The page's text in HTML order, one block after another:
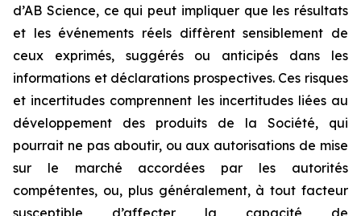
d’AB Science, ce qui peut impliquer que les résultats
et les événements réels diffèrent sensiblement de
ceux exprimés, suggérés ou anticipés dans les
informations et déclarations prospectives. Ces risques
et incertitudes comprennent les incertitudes liées au
développement des produits de la Société, qui
pourrait ne pas aboutir, ou aux autorisations de mise
sur le marché accordées par les autorités
compétentes, ou, plus généralement, à tout facteur
susceptible d’affecter la capacité de